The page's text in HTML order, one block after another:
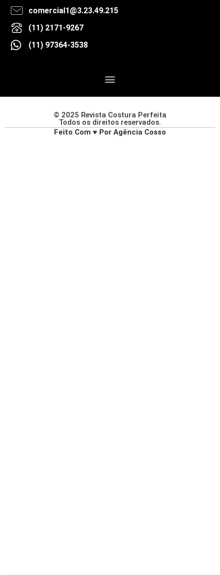
comercial1@3.23.49.215
(11) 2171-9267
(11) 97364-3538
© 2025 Revista Costura Perfeita
Todos os direitos reservados.
Feito Com ♥ Por Agência Cosso